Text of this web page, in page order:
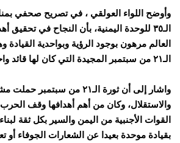
وأوضح اللواء العولقي ، في تصريح صحفي
الـ٣٥ للوحدة اليمنية، بأن النجاح في
العالم مرهون بوجود الرؤية وبواحدية
الـ٢١ من سبتمبر المجيدة التي كان لها قائد واحد ورؤية واحدة.
واشار إلى أن ثورة الـ٢١ من
والاستقلال، وكان من أهم أهدافها وقف
القوات الأجنبية من اليمن والسير بكل ثقة
بقيادة موحدة بعيدا عن الشعارات الجوفاء أو